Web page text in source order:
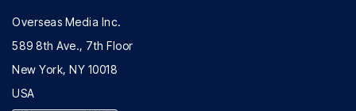
Overseas Media Inc.
589 8th Ave., 7th Floor
New York, NY 10018
USA